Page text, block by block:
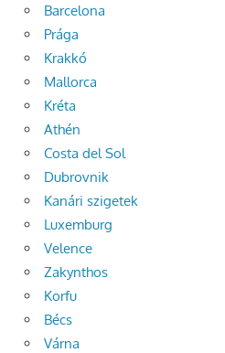
Barcelona
Prága
Krakkó
Mallorca
Kréta
Athén
Costa del Sol
Dubrovnik
Kanári szigetek
Luxemburg
Velence
Zakynthos
Korfu
Bécs
Várna